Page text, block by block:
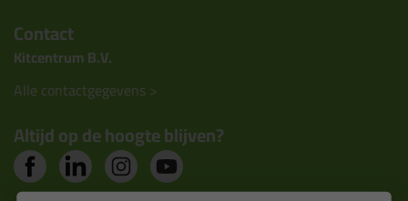
Contact
Kitcentrum B.V.
Alle contactgegevens >
Altijd op de hoogte blijven?